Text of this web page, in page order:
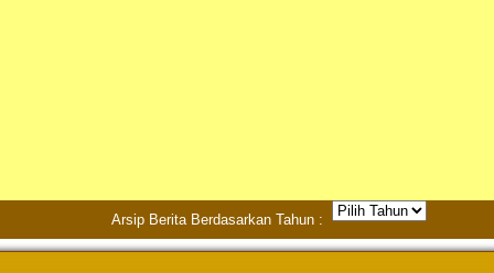
Arsip Berita Berdasarkan Tahun :